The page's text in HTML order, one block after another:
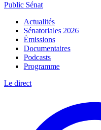
Public Sénat
Actualités
Sénatoriales 2026
Émissions
Documentaires
Podcasts
Programme
Le direct